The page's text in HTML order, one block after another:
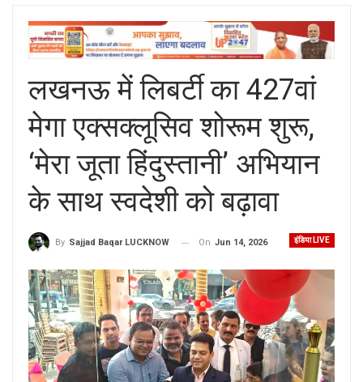
लखनऊ में लिबर्टी का 427वां
मेगा एक्सक्लूसिव शोरूम शुरू,
‘मेरा जूता हिंदुस्तानी’ अभियान
के साथ स्वदेशी को बढ़ावा
इंडिया LIVE
By Sajjad Baqar LUCKNOW On Jun 14, 2026